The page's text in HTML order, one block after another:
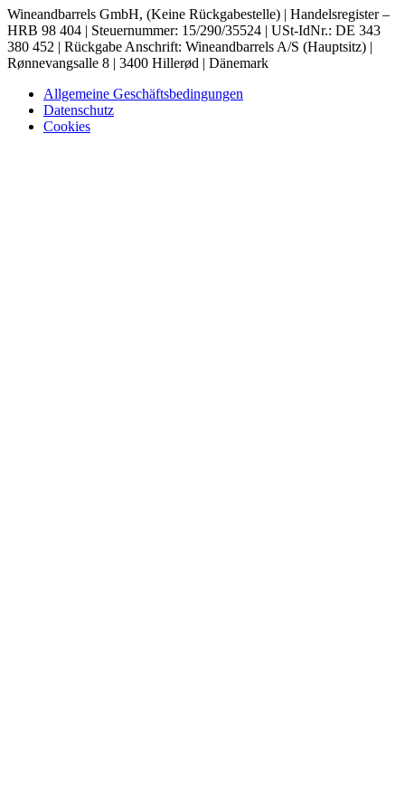
Wineandbarrels GmbH, (Keine Rückgabestelle) | Handelsregister –
HRB 98 404 | Steuernummer: 15/290/35524 | USt-IdNr.: DE 343
380 452 | Rückgabe Anschrift: Wineandbarrels A/S (Hauptsitz) |
Rønnevangsalle 8 | 3400 Hillerød | Dänemark
Allgemeine Geschäftsbedingungen
Datenschutz
Cookies